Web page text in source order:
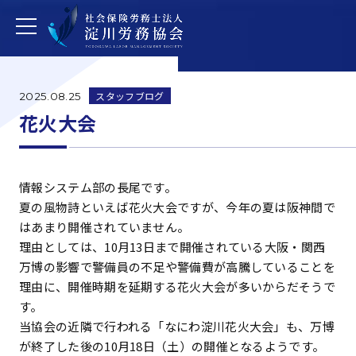
2025.08.25 スタッフブログ
花火大会
情報システム部の長尾です。
夏の風物詩といえば花火大会ですが、今年の夏は阪神間で
はあまり開催されていません。
理由としては、10月13日まで開催されている大阪・関西
万博の影響で警備員の不足や警備費が高騰していることを
理由に、開催時期を延期する花火大会が多いからだそうで
す。
当協会の近隣で行われる「なにわ淀川花火大会」も、万博
が終了した後の10月18日（土）の開催となるようです。